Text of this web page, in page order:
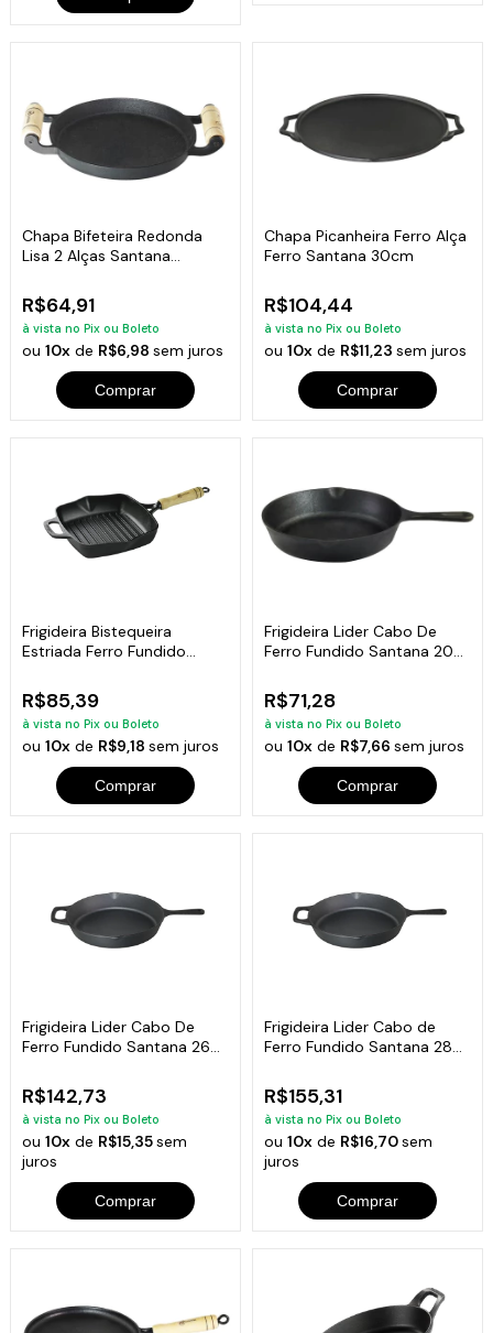
Chapa Bifeteira Redonda
Lisa 2 Alças Santana
R$64,91
à vista no Pix ou Boleto
ou10x de R$6,98sem juros
Comprar
Chapa Picanheira Ferro Alça
Ferro Santana 30cm
R$104,44
à vista no Pix ou Boleto
ou 10xde R$11,23 sem juros
Comprar
Frigideira Bistequeira
Estriada Ferro Fundido
R$85,39
à vista no Pix ou Boleto
ou10x de R$9,18sem juros
Comprar
Frigideira Lider Cabo De
Ferro Fundido Santana 20
R$71,28
à vista no Pix ou Boleto
ou 10xde R$7,66 sem juros
Comprar
Frigideira Lider Cabo De
Ferro Fundido Santana 26
R$142,73
à vista no Pix ou Boleto
ou10x de R$15,35sem
juros
Comprar
Frigideira Lider Cabo de
Ferro Fundido Santana 28
R$155,31
à vista no Pix ou Boleto
ou 10xde R$16,70sem
juros
Comprar